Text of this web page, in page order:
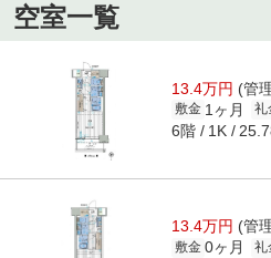
空室一覧
13.4万円 (管
敷金 1ヶ月 礼
6階 1K
13.4万円 (管
敷金 0ヶ月 礼